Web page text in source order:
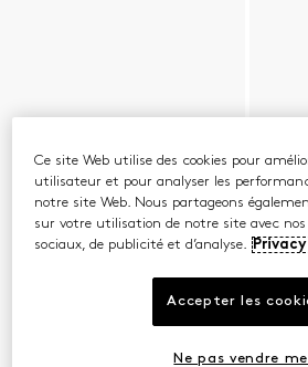
Ce site Web utilise des cookies pour
utilisateur et pour analyser les
notre site Web. Nous partageons
sur votre utilisation de notre site avec
sociaux, de publicité et d’analyse.
Accepter les
Ne pas vendre